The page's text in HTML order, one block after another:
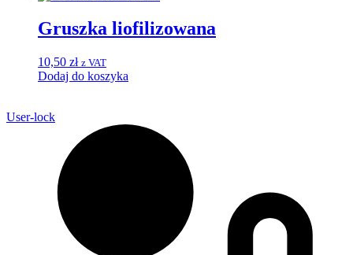
Gruszka liofilizowana
10,50 zł z VAT
Dodaj do koszyka
User-lock